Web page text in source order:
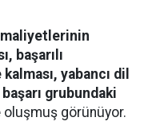
maliyetlerinin
başarılı
yabancı dil
grubundaki
oluşmuş görünüyor.